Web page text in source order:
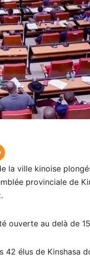
la ville kinoise
provinciale de
ouverte au delà de
42 élus de